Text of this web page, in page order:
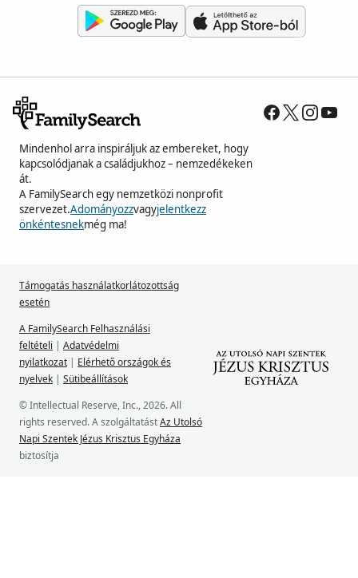
Mindenhol arra inspiráljuk az embereket, hogy
kapcsolódjanak a családjukhoz – nemzedékeken
át.
A FamilySearch egy nemzetközi nonprofit
szervezet.Adományozzvagyjelentkezz
önkéntesnekmég ma!
Támogatás használatkorlátozottság
esetén
A FamilySearch Felhasználási
feltételi | Adatvédelmi
nyilatkozat | Elérhető országok és
nyelvek | Sütibeállítások
© Intellectual Reserve, Inc., 2026. All
rights reserved. A szolgáltatástAz Utolsó
Napi Szentek Jézus Krisztus Egyháza
biztosítja